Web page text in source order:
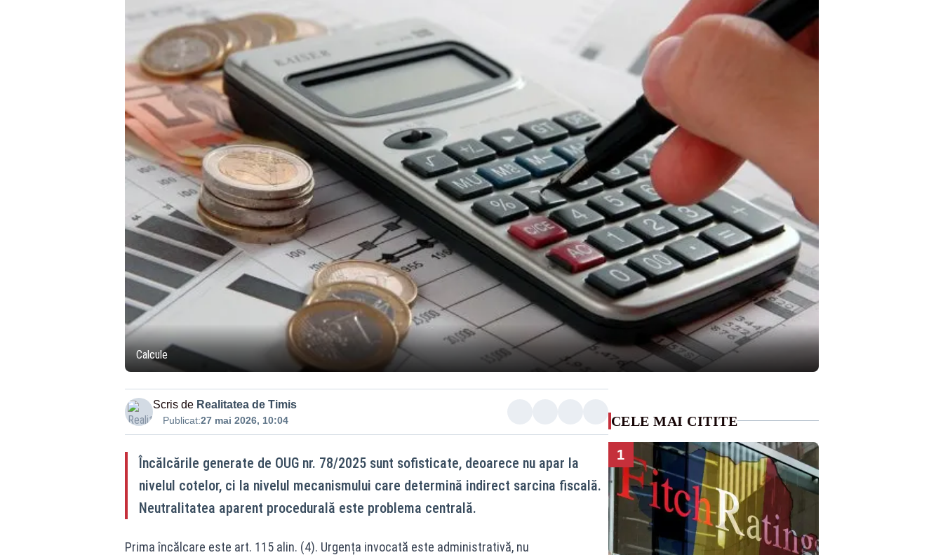
Calcule
Scris de Realitatea de Timis
Publicat:27 mai 2026, 10:04
Încălcările generate de OUG nr. 78/2025 sunt sofisticate, deoarece nu apar la
nivelul cotelor, ci la nivelul mecanismului care determină indirect sarcina fiscală.
Neutralitatea aparent procedurală este problema centrală.
Prima încălcare este art. 115 alin. (4). Urgența invocată este administrativă, nu
CELE MAI CITITE
1